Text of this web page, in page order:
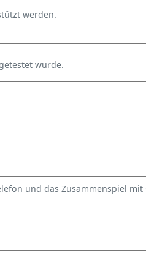
werden.
wurde.
und das Zusammenspiel mit